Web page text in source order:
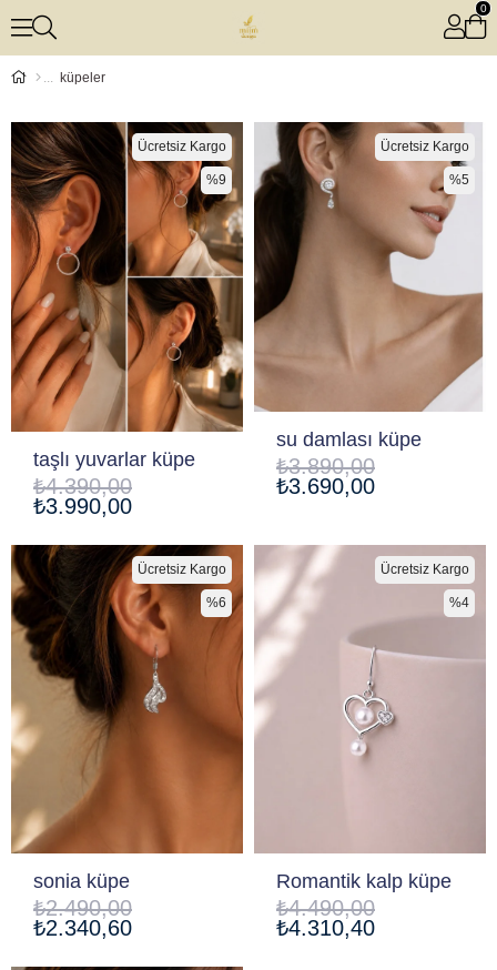
0
küpeler
taşlı yuvarlar küpe
₺3.990,00
₺4.390,00
Ücretsiz Kargo
%9
su damlası küpe
₺3.690,00
₺3.890,00
Ücretsiz Kargo
%5
sonia küpe
₺2.340,60
₺2.490,00
Ücretsiz Kargo
%6
Romantik kalp küpe
₺4.310,40
₺4.490,00
Ücretsiz Kargo
%4